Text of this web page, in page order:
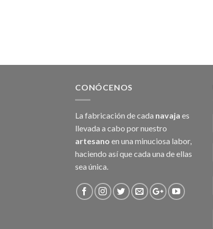
CONÓCENOS
La fabricación de cada navaja es
llevada a cabo por nuestro
artesano en una minuciosa labor,
haciendo así que cada una de ellas
sea única.